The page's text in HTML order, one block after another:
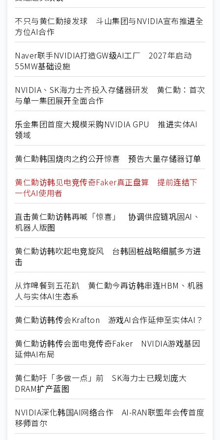
不只与黄仁勳接发球 斗山集团与NVIDIA宣布推进全
方位AI合作
Naver联手NVIDIA打造GW级AI工厂 2027年启动
55MW基础设施
NVIDIA、SK海力士齐投入存储器研发 黄仁勳：首次
与单一集团展开全面合作
乐金集团首度大规模采购NVIDIA GPU 推进实体AI
领域
黄仁勳韩国烧肉之约公开惊喜 预告大量存储器订单
黄仁勳访韩见电竞传奇Faker真正盘算 提前连结下
一代AI使用者
直击黄仁勳访韩再喊「惊喜」 协调供应链巩固AI、
机器人版图
黄仁勳访韩吹起电竞旋风 台韩固桩战略细腻多方进
击
从炸啤餐到五花趴 黄仁勳今再访韩串连HBM、机器
人与实体AI生态系
黄仁勳访韩传会Krafton 游戏AI合作延伸至实体AI？
黄仁勳访韩传会面电竞传奇Faker NVIDIA游戏基因
延伸AI布局
黄仁勳吁「多做一点」前 SK海力士已规划庞大
DRAM扩产蓝图
NVIDIA深化韩国AI网络合作 AI-RAN联盟年会传首度
移师首尔